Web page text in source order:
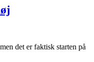
det er faktisk starten på